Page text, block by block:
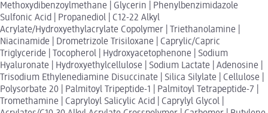
Methoxydibenzoylmethane | Glycerin | Phenylbenzimidazole
Sulfonic Acid | Propanediol | C12-22 Alkyl
Acrylate/Hydroxyethylacrylate Copolymer | Triethanolamine |
Niacinamide | Drometrizole Trisiloxane | Caprylic/Capric
Triglyceride | Tocopherol | Hydroxyacetophenone | Sodium
Hyaluronate | Hydroxyethylcellulose | Sodium Lactate | Adenosine |
Trisodium Ethylenediamine Disuccinate | Silica Silylate | Cellulose |
Polysorbate 20 | Palmitoyl Tripeptide-1 | Palmitoyl Tetrapeptide-7 |
Tromethamine | Capryloyl Salicylic Acid | Caprylyl Glycol |